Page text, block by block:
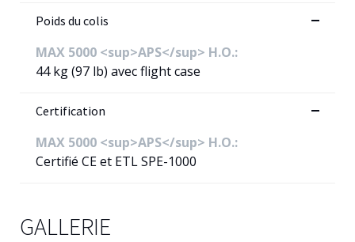
Poids du colis
MAX 5000 <sup>APS</sup> H.O.:
44 kg (97 lb) avec flight case
Certification
MAX 5000 <sup>APS</sup> H.O.:
Certifié CE et ETL SPE-1000
GALLERIE